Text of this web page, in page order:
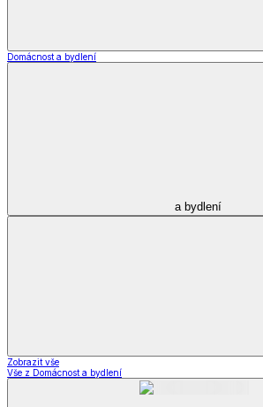
Domácnost a bydlení
a bydlení
Zobrazit vše
Vše z Domácnost a bydlení